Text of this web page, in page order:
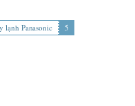
lạnh Panasonic
5